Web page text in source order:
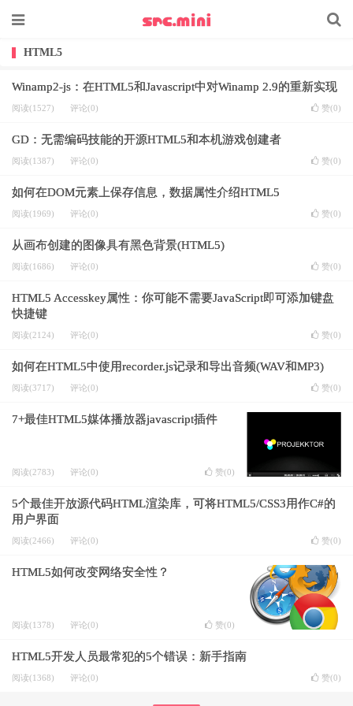
HTML5
Winamp2-js：在HTML5和Javascript中对Winamp 2.9的重新实现
阅读(1527) 评论(0) 赞(0)
GD：无需编码技能的开源HTML5和本机游戏创建者
阅读(1387) 评论(0) 赞(0)
如何在DOM元素上保存信息，数据属性介绍HTML5
阅读(1969) 评论(0) 赞(0)
从画布创建的图像具有黑色背景(HTML5)
阅读(1686) 评论(0) 赞(0)
HTML5 Accesskey属性：你可能不需要JavaScript即可添加键盘
快捷键
阅读(2124) 评论(0) 赞(0)
如何在HTML5中使用recorder.js记录和导出音频(WAV和MP3)
阅读(3717) 评论(0) 赞(0)
7+最佳HTML5媒体播放器javascript插件
阅读(2783) 评论(0) 赞(0)
5个最佳开放源代码HTML渲染库，可将HTML5/CSS3用作C#的
用户界面
阅读(2466) 评论(0) 赞(0)
HTML5如何改变网络安全性？
阅读(1378) 评论(0) 赞(0)
HTML5开发人员最常犯的5个错误：新手指南
阅读(1368) 评论(0) 赞(0)